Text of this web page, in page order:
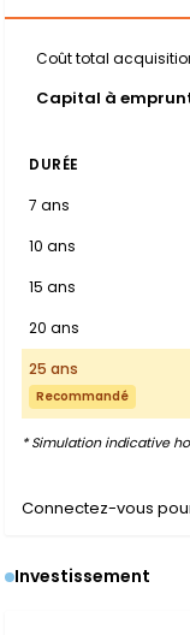
Coût total
Capital à
DURÉE
7 ans
10 ans
15 ans
20 ans
25 ans
Recommandé
* Simulation indicative
Connectez-vous
Investissement